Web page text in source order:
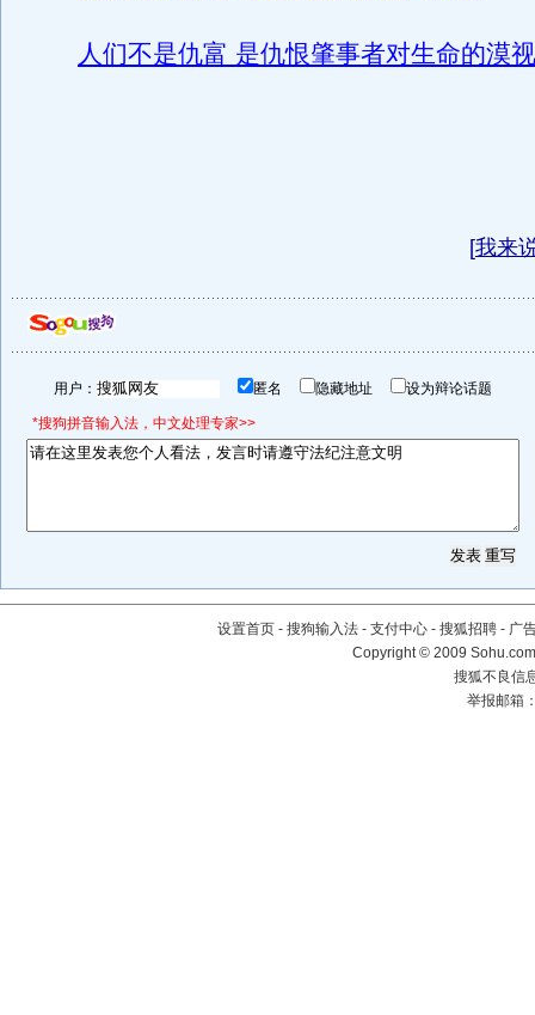
人们不是仇富 是仇恨肇事者对生命的漠视
[我来
用户： 匿名 隐藏地址 设为辩论话题
*搜狗拼音输入法，中文处理专家>>
设置首页 - 搜狗输入法 - 支付中心 - 搜狐招聘 - 广
Copyright © 2009
搜狐不良信
举报邮箱